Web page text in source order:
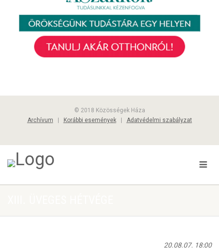
© 2018 Közösségek Háza
Archívum
Korábbi események| Adatvédelmi szabályzat
20.08.07. 18:00